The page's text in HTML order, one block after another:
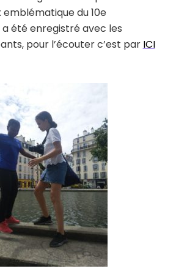
emblématique du 10e
été enregistré avec les
pour l’écouter c’est par ICI